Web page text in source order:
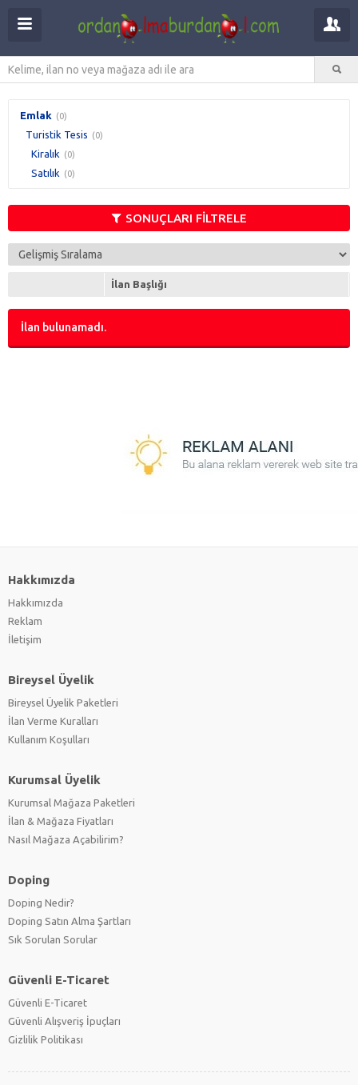
Emlak (0)
Turistik Tesis (0)
Kiralık (0)
Satılık (0)
SONUÇLARI FİLTRELE
İlan Başlığı
İlan bulunamadı.
Hakkımızda
Hakkımızda
Reklam
İletişim
Bireysel Üyelik
Bireysel Üyelik Paketleri
İlan Verme Kuralları
Kullanım Koşulları
Kurumsal Üyelik
Kurumsal Mağaza Paketleri
İlan & Mağaza Fiyatları
Nasıl Mağaza Açabilirim?
Doping
Doping Nedir?
Doping Satın Alma Şartları
Sık Sorulan Sorular
Güvenli E-Ticaret
Güvenli E-Ticaret
Güvenli Alışveriş İpuçları
Gizlilik Politikası